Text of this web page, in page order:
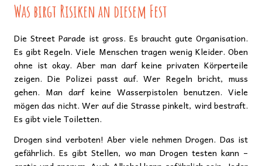
Was birgt Risiken an diesem Fest
Die Street Parade ist gross. Es braucht gute Organisation.
Es gibt Regeln. Viele Menschen tragen wenig Kleider. Oben
ohne ist okay. Aber man darf keine privaten Körperteile
zeigen. Die Polizei passt auf. Wer Regeln bricht, muss
gehen. Man darf keine Wasserpistolen benutzen. Viele
mögen das nicht. Wer auf die Strasse pinkelt, wird bestraft.
Es gibt viele Toiletten.
Drogen sind verboten! Aber viele nehmen Drogen. Das ist
gefährlich. Es gibt Stellen, wo man Drogen testen kann –